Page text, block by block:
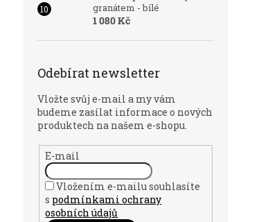
granátem - bílé
1 080 Kč
Odebírat newsletter
Vložte svůj e-mail a my vám
budeme zasílat informace o nových
produktech na našem e-shopu.
E-mail
Vložením e-mailu souhlasíte
s podmínkami ochrany
osobních údajů